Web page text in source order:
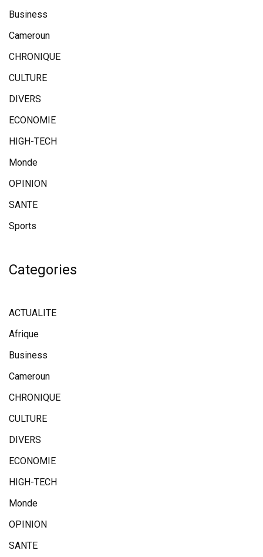
Business
Cameroun
CHRONIQUE
CULTURE
DIVERS
ECONOMIE
HIGH-TECH
Monde
OPINION
SANTE
Sports
Categories
ACTUALITE
Afrique
Business
Cameroun
CHRONIQUE
CULTURE
DIVERS
ECONOMIE
HIGH-TECH
Monde
OPINION
SANTE